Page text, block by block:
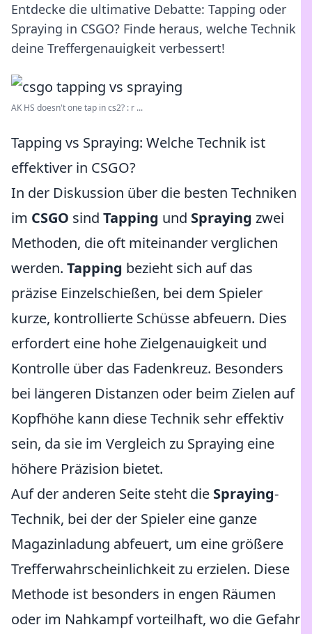
Entdecke die ultimative Debatte: Tapping oder
Spraying in CSGO? Finde heraus, welche Technik
deine Treffergenauigkeit verbessert!
AK HS doesn't one tap in cs2? : r ...
Tapping vs Spraying: Welche Technik ist
effektiver in CSGO?
In der Diskussion über die besten Techniken
im CSGO sind Tapping und Spraying zwei
Methoden, die oft miteinander verglichen
werden. Tapping bezieht sich auf das
präzise Einzelschießen, bei dem Spieler
kurze, kontrollierte Schüsse abfeuern. Dies
erfordert eine hohe Zielgenauigkeit und
Kontrolle über das Fadenkreuz. Besonders
bei längeren Distanzen oder beim Zielen auf
Kopfhöhe kann diese Technik sehr effektiv
sein, da sie im Vergleich zu Spraying eine
höhere Präzision bietet.
Auf der anderen Seite steht die Spraying-
Technik, bei der der Spieler eine ganze
Magazinladung abfeuert, um eine größere
Trefferwahrscheinlichkeit zu erzielen. Diese
Methode ist besonders in engen Räumen
oder im Nahkampf vorteilhaft, wo die Gefahr